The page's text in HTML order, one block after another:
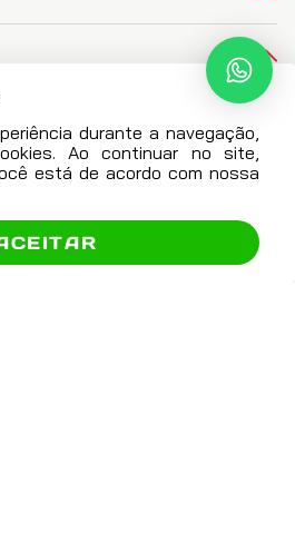
durante a navegação,
Ao continuar no site,
está de acordo com nossa
Abrir
Comparador
(16) 3600-8860
99729-0925